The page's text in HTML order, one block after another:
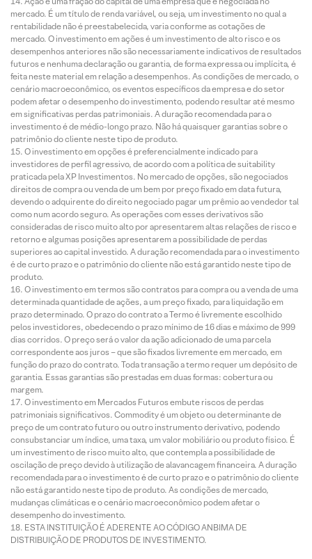
mercado. É um título de renda variável, ou seja, um investimento no qual a
rentabilidade não é preestabelecida, varia conforme as cotações de
mercado. O investimento em ações é um investimento de alto risco e os
desempenhos anteriores não são necessariamente indicativos de resultados
futuros e nenhuma declaração ou garantia, de forma expressa ou implícita, é
feita neste material em relação a desempenhos. As condições de mercado, o
cenário macroeconômico, os eventos específicos da empresa e do setor
podem afetar o desempenho do investimento, podendo resultar até mesmo
em significativas perdas patrimoniais. A duração recomendada para o
investimento é de médio-longo prazo. Não há quaisquer garantias sobre o
patrimônio do cliente neste tipo de produto.
O investimento em opções é preferencialmente indicado para
investidores de perfil agressivo, de acordo com a política de suitability
praticada pela XP Investimentos. No mercado de opções, são negociados
direitos de compra ou venda de um bem por preço fixado em data futura,
devendo o adquirente do direito negociado pagar um prêmio ao vendedor tal
como num acordo seguro. As operações com esses derivativos são
consideradas de risco muito alto por apresentarem altas relações de risco e
retorno e algumas posições apresentarem a possibilidade de perdas
superiores ao capital investido. A duração recomendada para o investimento
é de curto prazo e o patrimônio do cliente não está garantido neste tipo de
produto.
O investimento em termos são contratos para compra ou a venda de uma
determinada quantidade de ações, a um preço fixado, para liquidação em
prazo determinado. O prazo do contrato a Termo é livremente escolhido
pelos investidores, obedecendo o prazo mínimo de 16 dias e máximo de 999
dias corridos. O preço será o valor da ação adicionado de uma parcela
correspondente aos juros – que são fixados livremente em mercado, em
função do prazo do contrato. Toda transação a termo requer um depósito de
garantia. Essas garantias são prestadas em duas formas: cobertura ou
margem.
O investimento em Mercados Futuros embute riscos de perdas
patrimoniais significativos. Commodity é um objeto ou determinante de
preço de um contrato futuro ou outro instrumento derivativo, podendo
consubstanciar um índice, uma taxa, um valor mobiliário ou produto físico. É
um investimento de risco muito alto, que contempla a possibilidade de
oscilação de preço devido à utilização de alavancagem financeira. A duração
recomendada para o investimento é de curto prazo e o patrimônio do cliente
não está garantido neste tipo de produto. As condições de mercado,
mudanças climáticas e o cenário macroeconômico podem afetar o
desempenho do investimento.
ESTA INSTITUIÇÃO É ADERENTE AO CÓDIGO ANBIMA DE
DISTRIBUIÇÃO DE PRODUTOS DE INVESTIMENTO.